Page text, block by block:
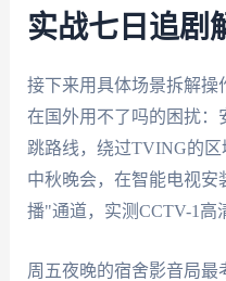
实战七日追剧
接下来用具体场景拆解
在国外用不了吗的困扰
跳路线，绕过TVING的
中秋晚会，在智能电视
播"通道，实测CCTV-1高
周五夜晚的宿舍影音局最